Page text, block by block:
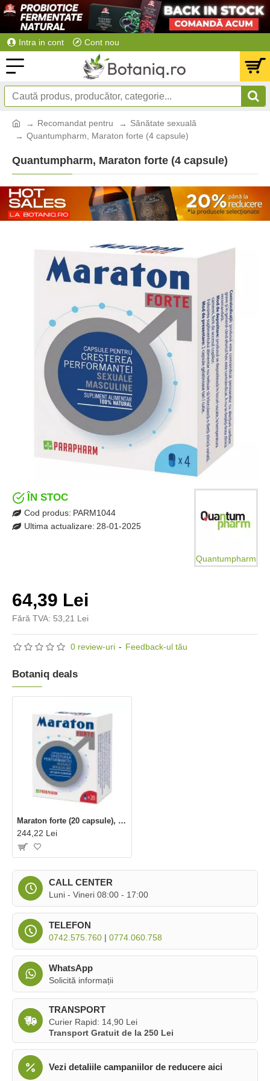
Intra in cont Cont nou
Recomandat pentru
Sănătate sexuală
Quantumpharm, Maraton forte (4 capsule)
Quantumpharm, Maraton forte (4 capsule)
0 review-uri - Feedback-ul tău
64,39 Lei
Fără TVA: 53,21 Lei
ÎN STOC
Cod produs: PARM1044
Ultima actualizare: 28-01-2025
Quantumpharm
CALL CENTER
Luni - Vineri 08:00 - 17:00
TELEFON
0742.575.760 | 0774.060.758
WhatsApp
Solicită informații
TRANSPORT
Curier Rapid: 14,90 Lei
Transport Gratuit de la 250 Lei
Vezi detaliile campaniilor de reducere aici
Botaniq deals
Maraton forte (20 capsule), Parapharm
244,22 Lei